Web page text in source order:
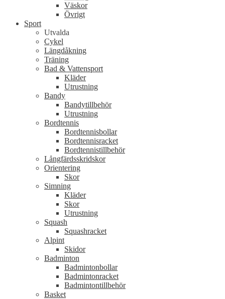
Väskor
Övrigt
Sport
Utvalda
Cykel
Längdåkning
Träning
Bad & Vattensport
Kläder
Utrustning
Bandy
Bandytillbehör
Utrustning
Bordtennis
Bordtennisbollar
Bordtennisracket
Bordtennistillbehör
Långfärdsskridskor
Orientering
Skor
Simning
Kläder
Skor
Utrustning
Squash
Squashracket
Alpint
Skidor
Badminton
Badmintonbollar
Badmintonracket
Badmintontillbehör
Basket